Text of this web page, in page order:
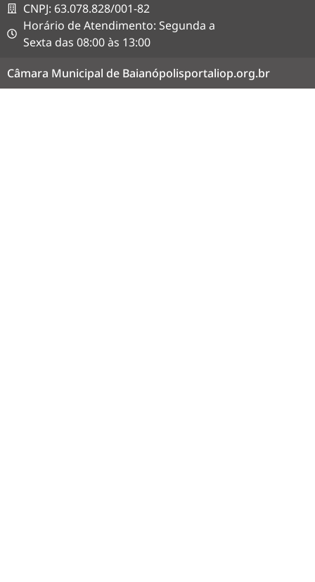
CNPJ: 63.078.828/001-82
Horário de Atendimento: Segunda a
Sexta das 08:00 às 13:00
Câmara Municipal de Baianópolisportaliop.org.br